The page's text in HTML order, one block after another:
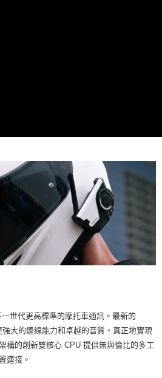
世代更高標準的摩托車通訊。最新的
大的連線能力和卓越的音質，真正地實現
構的創新雙核心 CPU 提供無與倫比的多工
連接。